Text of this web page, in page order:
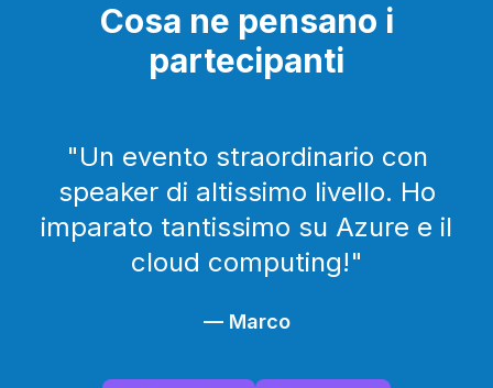
Cosa ne pensano i
partecipanti
"Un evento straordinario con
speaker di altissimo livello. Ho
imparato tantissimo su Azure e il
cloud computing!"
— Marco